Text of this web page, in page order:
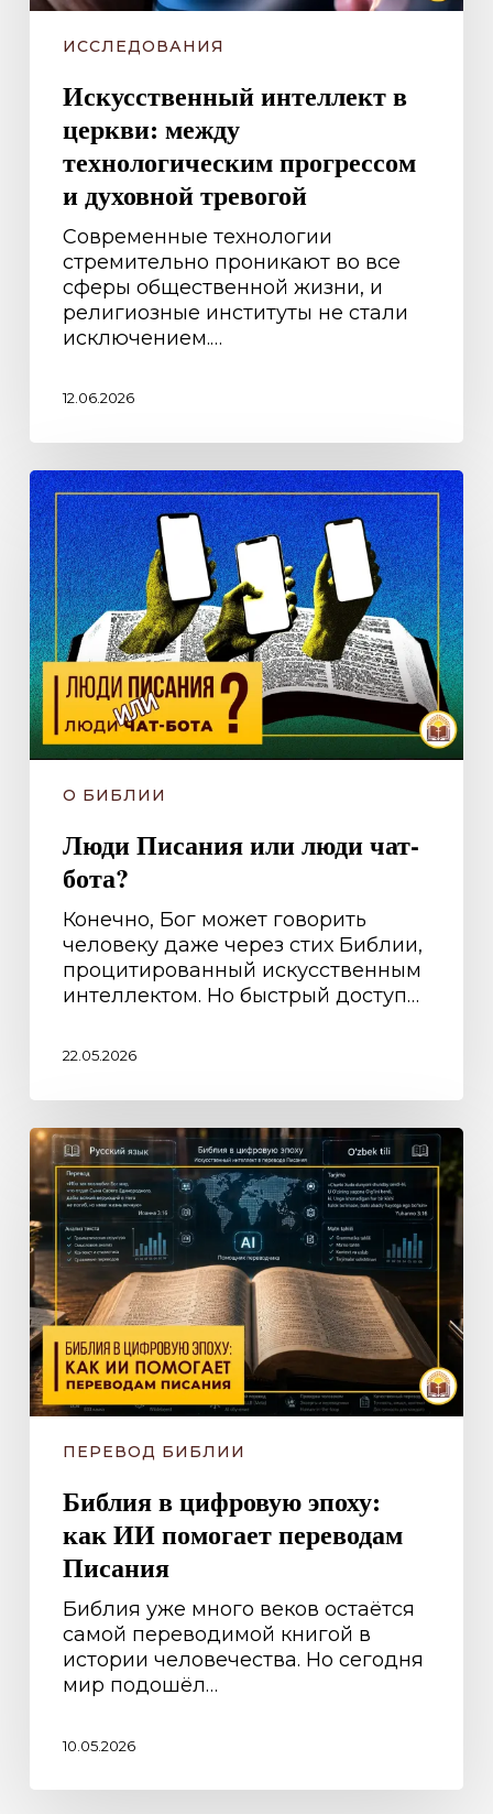
ИССЛЕДОВАНИЯ
Искусственный интеллект в
церкви: между
технологическим прогрессом
и духовной тревогой
Современные технологии
стремительно проникают во все
сферы общественной жизни, и
религиозные институты не стали
исключением.…
12.06.2026
Люди
Писания
или
люди
чат-
бота?
О БИБЛИИ
Люди Писания или люди чат-
бота?
Конечно, Бог может говорить
человеку даже через стих Библии,
процитированный искусственным
интеллектом. Но быстрый доступ…
22.05.2026
Библия
в
цифровую
эпоху:
как
ИИ
помогает
переводам
Писания
ПЕРЕВОД БИБЛИИ
Библия в цифровую эпоху:
как ИИ помогает переводам
Писания
Библия уже много веков остаётся
самой переводимой книгой в
истории человечества. Но сегодня
мир подошёл…
10.05.2026